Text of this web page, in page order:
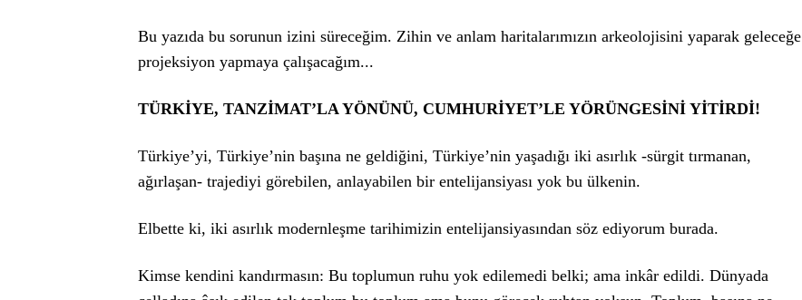
Bu yazıda bu sorunun izini süreceğim. Zihin ve anlam haritalarımızın arkeolojisini yaparak geleceğe
projeksiyon yapmaya çalışacağım...
TÜRKİYE, TANZİMAT’LA YÖNÜNÜ, CUMHURİYET’LE YÖRÜNGESİNİ YİTİRDİ!
Türkiye’yi, Türkiye’nin başına ne geldiğini, Türkiye’nin yaşadığı iki asırlık -sürgit tırmanan,
ağırlaşan- trajediyi görebilen, anlayabilen bir entelijansiyası yok bu ülkenin.
Elbette ki, iki asırlık modernleşme tarihimizin entelijansiyasından söz ediyorum burada.
Kimse kendini kandırmasın: Bu toplumun ruhu yok edilemedi belki; ama inkâr edildi. Dünyada